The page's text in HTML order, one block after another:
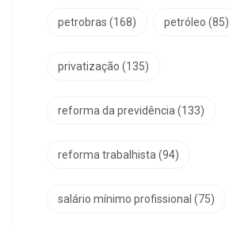
petrobras (168) petróleo (85)
privatização (135)
reforma da previdência (133)
reforma trabalhista (94)
salário mínimo profissional (75)